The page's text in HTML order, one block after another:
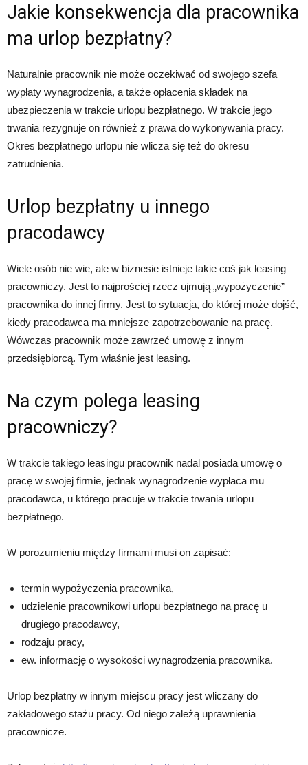
Jakie konsekwencja dla pracownika
ma urlop bezpłatny?
Naturalnie pracownik nie może oczekiwać od swojego szefa
wypłaty wynagrodzenia, a także opłacenia składek na
ubezpieczenia w trakcie urlopu bezpłatnego. W trakcie jego
trwania rezygnuje on również z prawa do wykonywania pracy.
Okres bezpłatnego urlopu nie wlicza się też do okresu
zatrudnienia.
Urlop bezpłatny u innego
pracodawcy
Wiele osób nie wie, ale w biznesie istnieje takie coś jak leasing
pracowniczy. Jest to najprościej rzecz ujmują „wypożyczenie”
pracownika do innej firmy. Jest to sytuacja, do której może dojść,
kiedy pracodawca ma mniejsze zapotrzebowanie na pracę.
Wówczas pracownik może zawrzeć umowę z innym
przedsiębiorcą. Tym właśnie jest leasing.
Na czym polega leasing
pracowniczy?
W trakcie takiego leasingu pracownik nadal posiada umowę o
pracę w swojej firmie, jednak wynagrodzenie wypłaca mu
pracodawca, u którego pracuje w trakcie trwania urlopu
bezpłatnego.
W porozumieniu między firmami musi on zapisać:
termin wypożyczenia pracownika,
udzielenie pracownikowi urlopu bezpłatnego na pracę u
drugiego pracodawcy,
rodzaju pracy,
ew. informację o wysokości wynagrodzenia pracownika.
Urlop bezpłatny w innym miejscu pracy jest wliczany do
zakładowego stażu pracy. Od niego zależą uprawnienia
pracownicze.